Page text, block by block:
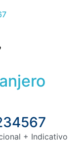
+ Indicativo